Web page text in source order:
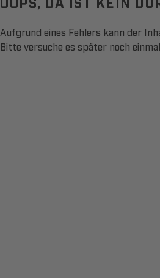
Aufgrund eines Fehlers kann der
Bitte versuche es später noch einmal.